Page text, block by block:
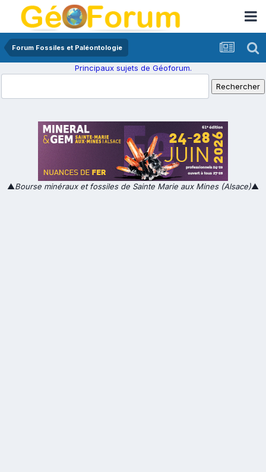
Forum Fossiles et Paléontologie
Principaux sujets de Géoforum.
▲Bourse minéraux et fossiles de Sainte Marie aux Mines (Alsace)▲